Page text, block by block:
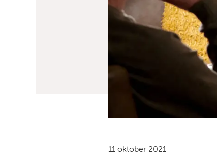
11 oktober 2021